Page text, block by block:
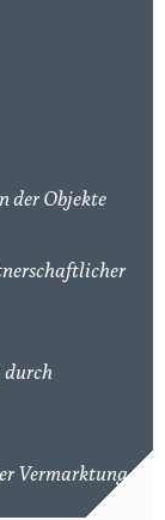
der Objekte
Vermarktung